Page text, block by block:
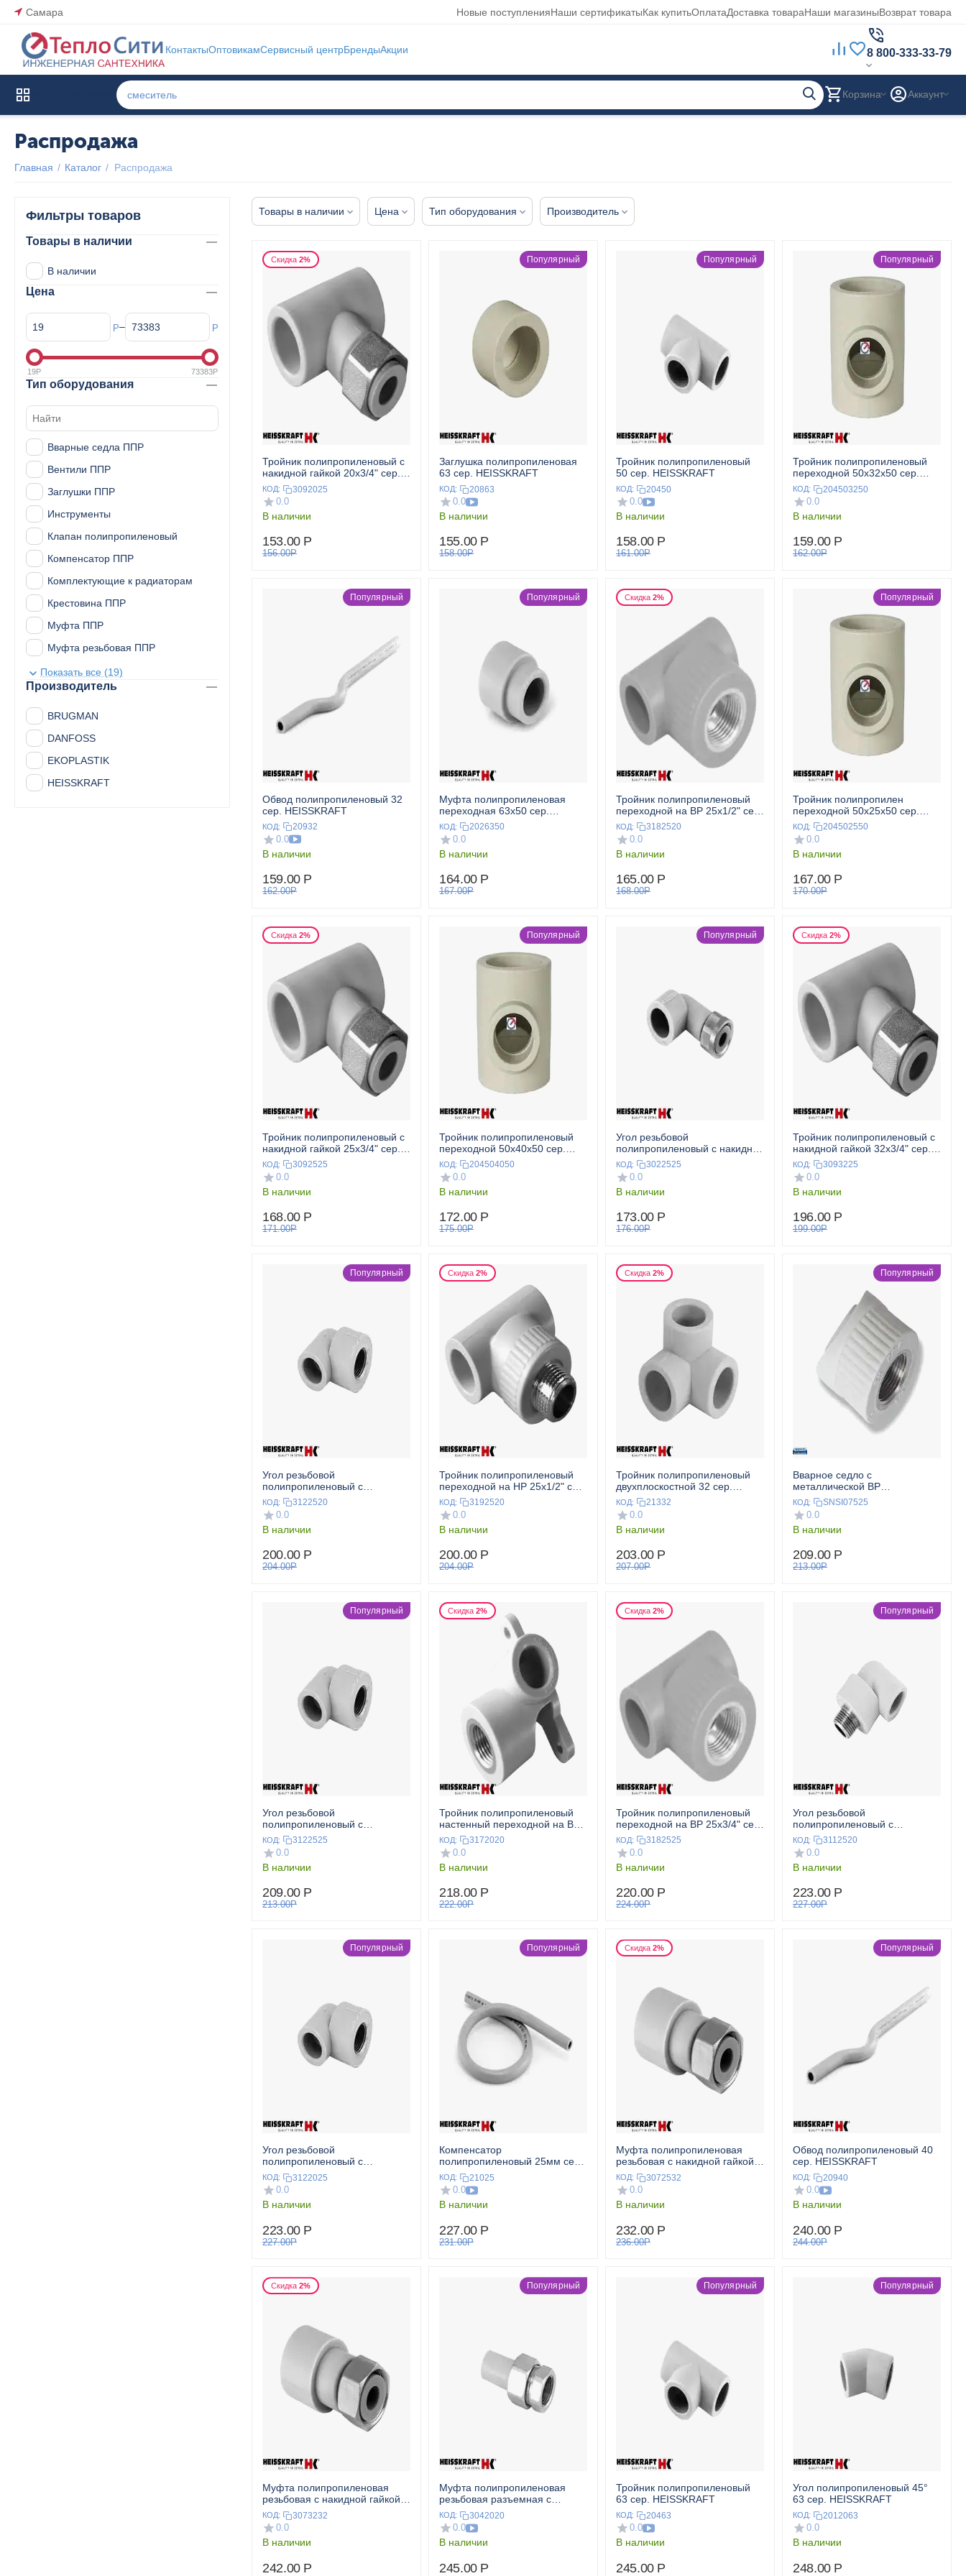
Самара Новые поступленияНаши сертификатыКак купитьОплатаДоставка товараНаши магазиныВозврат товара
КонтактыОптовикамСервисный центрБрендыАкции 8 800-333-33-79
Корзина Аккаунт
Распродажа
Главная / Каталог / Распродажа
Товары в наличии Цена Тип оборудования Производитель
Скидка 2%
Тройник полипропиленовый с
накидной гайкой 20x3/4" сер.
HEISSKRAFT
КОД: 3092025
0.0
В наличии
153.00 Р
156.00Р
Популярный
Заглушка полипропиленовая
63 сер. HEISSKRAFT
КОД: 20863
0.0
В наличии
155.00 Р
158.00Р
Популярный
Тройник полипропиленовый
50 сер. HEISSKRAFT
КОД: 20450
0.0
В наличии
158.00 Р
161.00Р
Популярный
Тройник полипропиленовый
переходной 50x32x50 сер.
HEISSKRAFT
КОД: 204503250
0.0
В наличии
159.00 Р
162.00Р
Популярный
Обвод полипропиленовый 32
сер. HEISSKRAFT
КОД: 20932
0.0
В наличии
159.00 Р
162.00Р
Популярный
Муфта полипропиленовая
переходная 63x50 сер.
HEISSKRAFT
КОД: 2026350
0.0
В наличии
164.00 Р
167.00Р
Скидка 2%
Тройник полипропиленовый
переходной на ВР 25x1/2" сер.
HEISSKRAFT
КОД: 3182520
0.0
В наличии
165.00 Р
168.00Р
Популярный
Тройник полипропилен
переходной 50x25x50 сер.
HEISSKRAFT
КОД: 204502550
0.0
В наличии
167.00 Р
170.00Р
Скидка 2%
Тройник полипропиленовый с
накидной гайкой 25x3/4" сер.
HEISSKRAFT
КОД: 3092525
0.0
В наличии
168.00 Р
171.00Р
Популярный
Тройник полипропиленовый
переходной 50x40x50 сер.
HEISSKRAFT
КОД: 204504050
0.0
В наличии
172.00 Р
175.00Р
Популярный
Угол резьбовой
полипропиленовый с накидной
гайкой 25x3/4" сер.
HEISSKRAFT
КОД: 3022525
0.0
В наличии
173.00 Р
176.00Р
Скидка 2%
Тройник полипропиленовый с
накидной гайкой 32x3/4" сер.
HEISSKRAFT
КОД: 3093225
0.0
В наличии
196.00 Р
199.00Р
Популярный
Угол резьбовой
полипропиленовый с
металлической ВР 25x1/2" сер.
HEISSKRAFT
КОД: 3122520
0.0
В наличии
200.00 Р
204.00Р
Скидка 2%
Тройник полипропиленовый
переходной на НР 25x1/2" сер.
HEISSKRAFT
КОД: 3192520
0.0
В наличии
200.00 Р
204.00Р
Скидка 2%
Тройник полипропиленовый
двухплоскостной 32 сер.
HEISSKRAFT
КОД: 21332
0.0
В наличии
203.00 Р
207.00Р
Популярный
Вварное седло с
металлической ВР
полипропиленовое 75x3/4 сер.
EKOPLASTIK
КОД: SNSI07525
0.0
В наличии
209.00 Р
213.00Р
Популярный
Угол резьбовой
полипропиленовый с
металлической ВР 25x3/4" сер.
HEISSKRAFT
КОД: 3122525
0.0
В наличии
209.00 Р
213.00Р
Скидка 2%
Тройник полипропиленовый
настенный переходной на ВР
20x1/2" сер. HEISSKRAFT
КОД: 3172020
0.0
В наличии
218.00 Р
222.00Р
Скидка 2%
Тройник полипропиленовый
переходной на ВР 25x3/4" сер.
HEISSKRAFT
КОД: 3182525
0.0
В наличии
220.00 Р
224.00Р
Популярный
Угол резьбовой
полипропиленовый с
металлической НР 25x1/2" сер.
HEISSKRAFT
КОД: 3112520
0.0
В наличии
223.00 Р
227.00Р
Популярный
Угол резьбовой
полипропиленовый с
металлической ВР 20x3/4" сер.
HEISSKRAFT
КОД: 3122025
0.0
В наличии
223.00 Р
227.00Р
Популярный
Компенсатор
полипропиленовый 25мм сер.
HEISSKRAFT
КОД: 21025
0.0
В наличии
227.00 Р
231.00Р
Скидка 2%
Муфта полипропиленовая
резьбовая с накидной гайкой
25x1" сер. HEISSKRAFT
КОД: 3072532
0.0
В наличии
232.00 Р
236.00Р
Популярный
Обвод полипропиленовый 40
сер. HEISSKRAFT
КОД: 20940
0.0
В наличии
240.00 Р
244.00Р
Скидка 2%
Муфта полипропиленовая
резьбовая с накидной гайкой
32x1" сер. HEISSKRAFT
КОД: 3073232
0.0
В наличии
242.00 Р
Популярный
Муфта полипропиленовая
резьбовая разъемная с
металлической ВР 20x1/2" сер.
HEISSKRAFT
КОД: 3042020
0.0
В наличии
245.00 Р
Популярный
Тройник полипропиленовый
63 сер. HEISSKRAFT
КОД: 20463
0.0
В наличии
245.00 Р
Популярный
Угол полипропиленовый 45°
63 сер. HEISSKRAFT
КОД: 2012063
0.0
В наличии
248.00 Р
Фильтры товаров
Товары в наличии
В наличии
Цена
Р– Р
19Р 73383Р
Тип оборудования
Вварные седла ППР
Вентили ППР
Заглушки ППР
Инструменты
Клапан полипропиленовый
Компенсатор ППР
Комплектующие к радиаторам
Крестовина ППР
Муфта ППР
Муфта резьбовая ППР
Обводы ППР
Опоры для труб
Радиаторы стальные панельные
Тройник ППР
Трубы ППР
Угольник ППР
Показать все (19)
Производитель
BRUGMAN
DANFOSS
EKOPLASTIK
HEISSKRAFT